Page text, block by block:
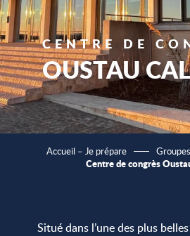
CENTRE DE
OUSTAU
Accueil – Je prépare
Centre de congrès
Situé dans l’une des plus